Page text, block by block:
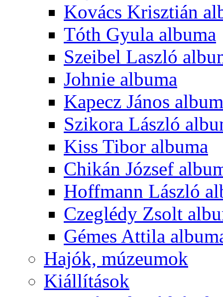
Kovács Krisztián
Tóth Gyula albuma
Szeibel Laszló
Johnie albuma
Kapecz János
Szikora László
Kiss Tibor albuma
Chikán József
Hoffmann László
Czeglédy Zsolt
Gémes Attila
Hajók, múzeumok
Kiállítások